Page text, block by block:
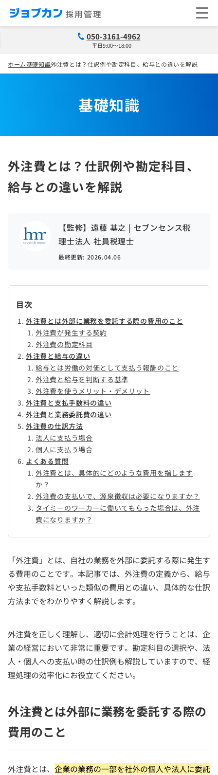
050-3161-4962
平日9:00～18:00
ホーム基礎知識外注費とは？仕訳例や勘定科目、給与との違いを解説
基礎知識
外注費とは？仕訳例や勘定科目、
給与との違いを解説
【監修】遠藤 基之 | セブンセンス税
理士法人 社員税理士
最終更新: 2026.04.06
目次
外注費とは外部に業務を委託する際の費用のこと
外注費が発生する契約
外注費の勘定科目
外注費と給与の違い
給与とは労働の対価として支払う報酬のこと
外注費と給与を判断する基準
外注費を使うメリット・デメリット
外注費と支払手数料の違い
外注費と業務委託費の違い
外注費の仕訳方法
法人に支払う場合
個人に支払う場合
よくある質問
外注費とは、具体的にどのような費用を指します
か？
外注費の支払いで、源泉徴収は必要になりますか？
タイミーのワーカーに働いてもらった場合は、外注
費になりますか？
「外注費」とは、自社の業務を外部に委託する際に発生す
る費用のことです。本記事では、外注費の定義から、給与
や支払手数料といった類似の費用との違い、具体的な仕訳
方法までをわかりやすく解説します。
外注費を正しく理解し、適切に会計処理を行うことは、企
業の経営において非常に重要です。勘定科目の選択や、法
人・個人への支払い時の仕訳例も解説していますので、経
理処理の効率化にお役立てください。
外注費とは外部に業務を委託する際の
費用のこと
外注費とは、 企業の業務の一部を社外の個人や法人に委託